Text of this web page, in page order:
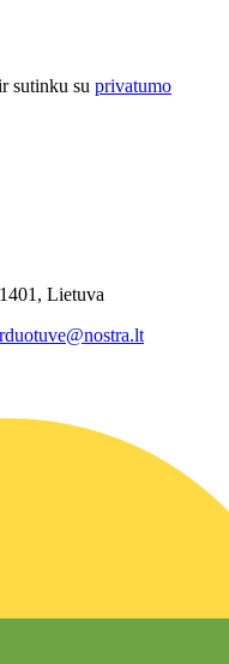
sutinku su privatumo
Lietuva